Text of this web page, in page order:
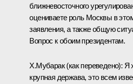
ближневосточного
оцениваете роль Москвы в
заявления, а также общую
Вопрос к обоим президентам.
Х.Мубарак (как переведено): Я
крупная держава, это всем